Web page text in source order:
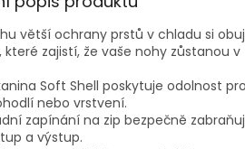
větší ochrany prstů v chladu si
které zajistí, že vaše nohy zůstanou
Soft Shell poskytuje odolnost
nebo vrstvení.
zapínání na zip bezpečně
a výstup.